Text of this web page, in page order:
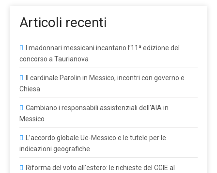
Articoli recenti
I madonnari messicani incantano l’11ª edizione del
concorso a Taurianova
Il cardinale Parolin in Messico, incontri con governo e
Chiesa
Cambiano i responsabili assistenziali dell’AIA in
Messico
L’accordo globale Ue-Messico e le tutele per le
indicazioni geografiche
Riforma del voto all’estero: le richieste del CGIE al